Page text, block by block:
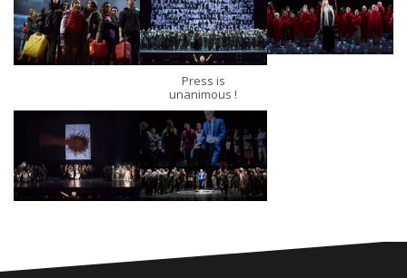
Press is
unanimous !